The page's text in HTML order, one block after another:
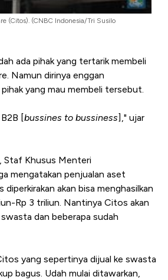
(Citos). (CNBC Indonesia/Tri Susilo
ada pihak yang tertarik membeli
Namun dirinya enggan
yang mau membeli tersebut.
[bussines to bussiness]," ujar
Staf Khusus Menteri
mengatakan penjualan aset
diperkirakan akan bisa menghasilkan
Rp 3 triliun. Nantinya Citos akan
dan beberapa sudah
yang sepertinya dijual ke swasta
bagus. Udah mulai ditawarkan,